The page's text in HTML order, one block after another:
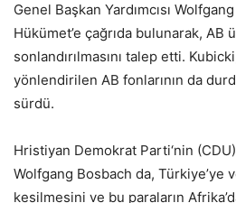
Genel Başkan Yardımcısı
Hükümet’e çağrıda bulunarak,
sonlandırılmasını talep etti.
yönlendirilen AB fonlarının da
sürdü.
Hristiyan Demokrat Parti‘nin
Wolfgang Bosbach da, Türkiye’ye
kesilmesini ve bu paraların